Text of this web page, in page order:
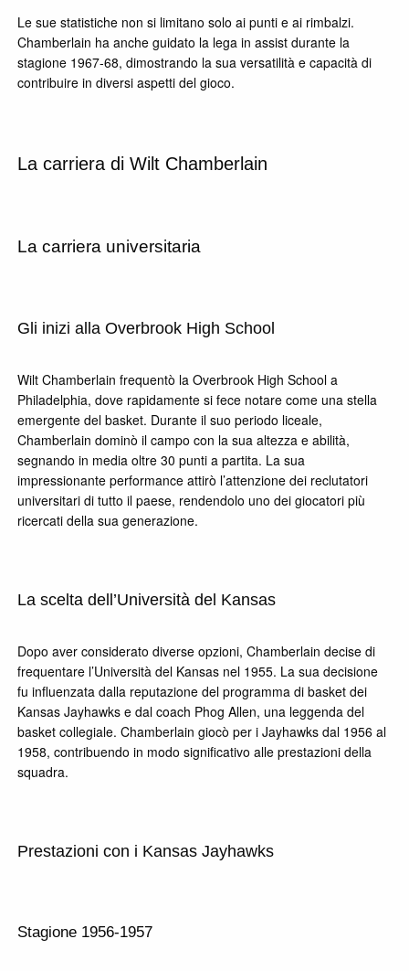
Le sue statistiche non si limitano solo ai punti e ai rimbalzi.
Chamberlain ha anche guidato la lega in assist durante la
stagione 1967-68, dimostrando la sua versatilità e capacità di
contribuire in diversi aspetti del gioco.
La carriera di Wilt Chamberlain
La carriera universitaria
Gli inizi alla Overbrook High School
Wilt Chamberlain frequentò la Overbrook High School a
Philadelphia, dove rapidamente si fece notare come una stella
emergente del basket. Durante il suo periodo liceale,
Chamberlain dominò il campo con la sua altezza e abilità,
segnando in media oltre 30 punti a partita. La sua
impressionante performance attirò l’attenzione dei reclutatori
universitari di tutto il paese, rendendolo uno dei giocatori più
ricercati della sua generazione.
La scelta dell’Università del Kansas
Dopo aver considerato diverse opzioni, Chamberlain decise di
frequentare l’Università del Kansas nel 1955. La sua decisione
fu influenzata dalla reputazione del programma di basket dei
Kansas Jayhawks e dal coach Phog Allen, una leggenda del
basket collegiale. Chamberlain giocò per i Jayhawks dal 1956 al
1958, contribuendo in modo significativo alle prestazioni della
squadra.
Prestazioni con i Kansas Jayhawks
Stagione 1956-1957